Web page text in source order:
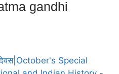
gandhi
Special